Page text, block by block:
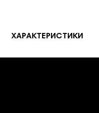
ХАРАКТЕРИСТИКИ